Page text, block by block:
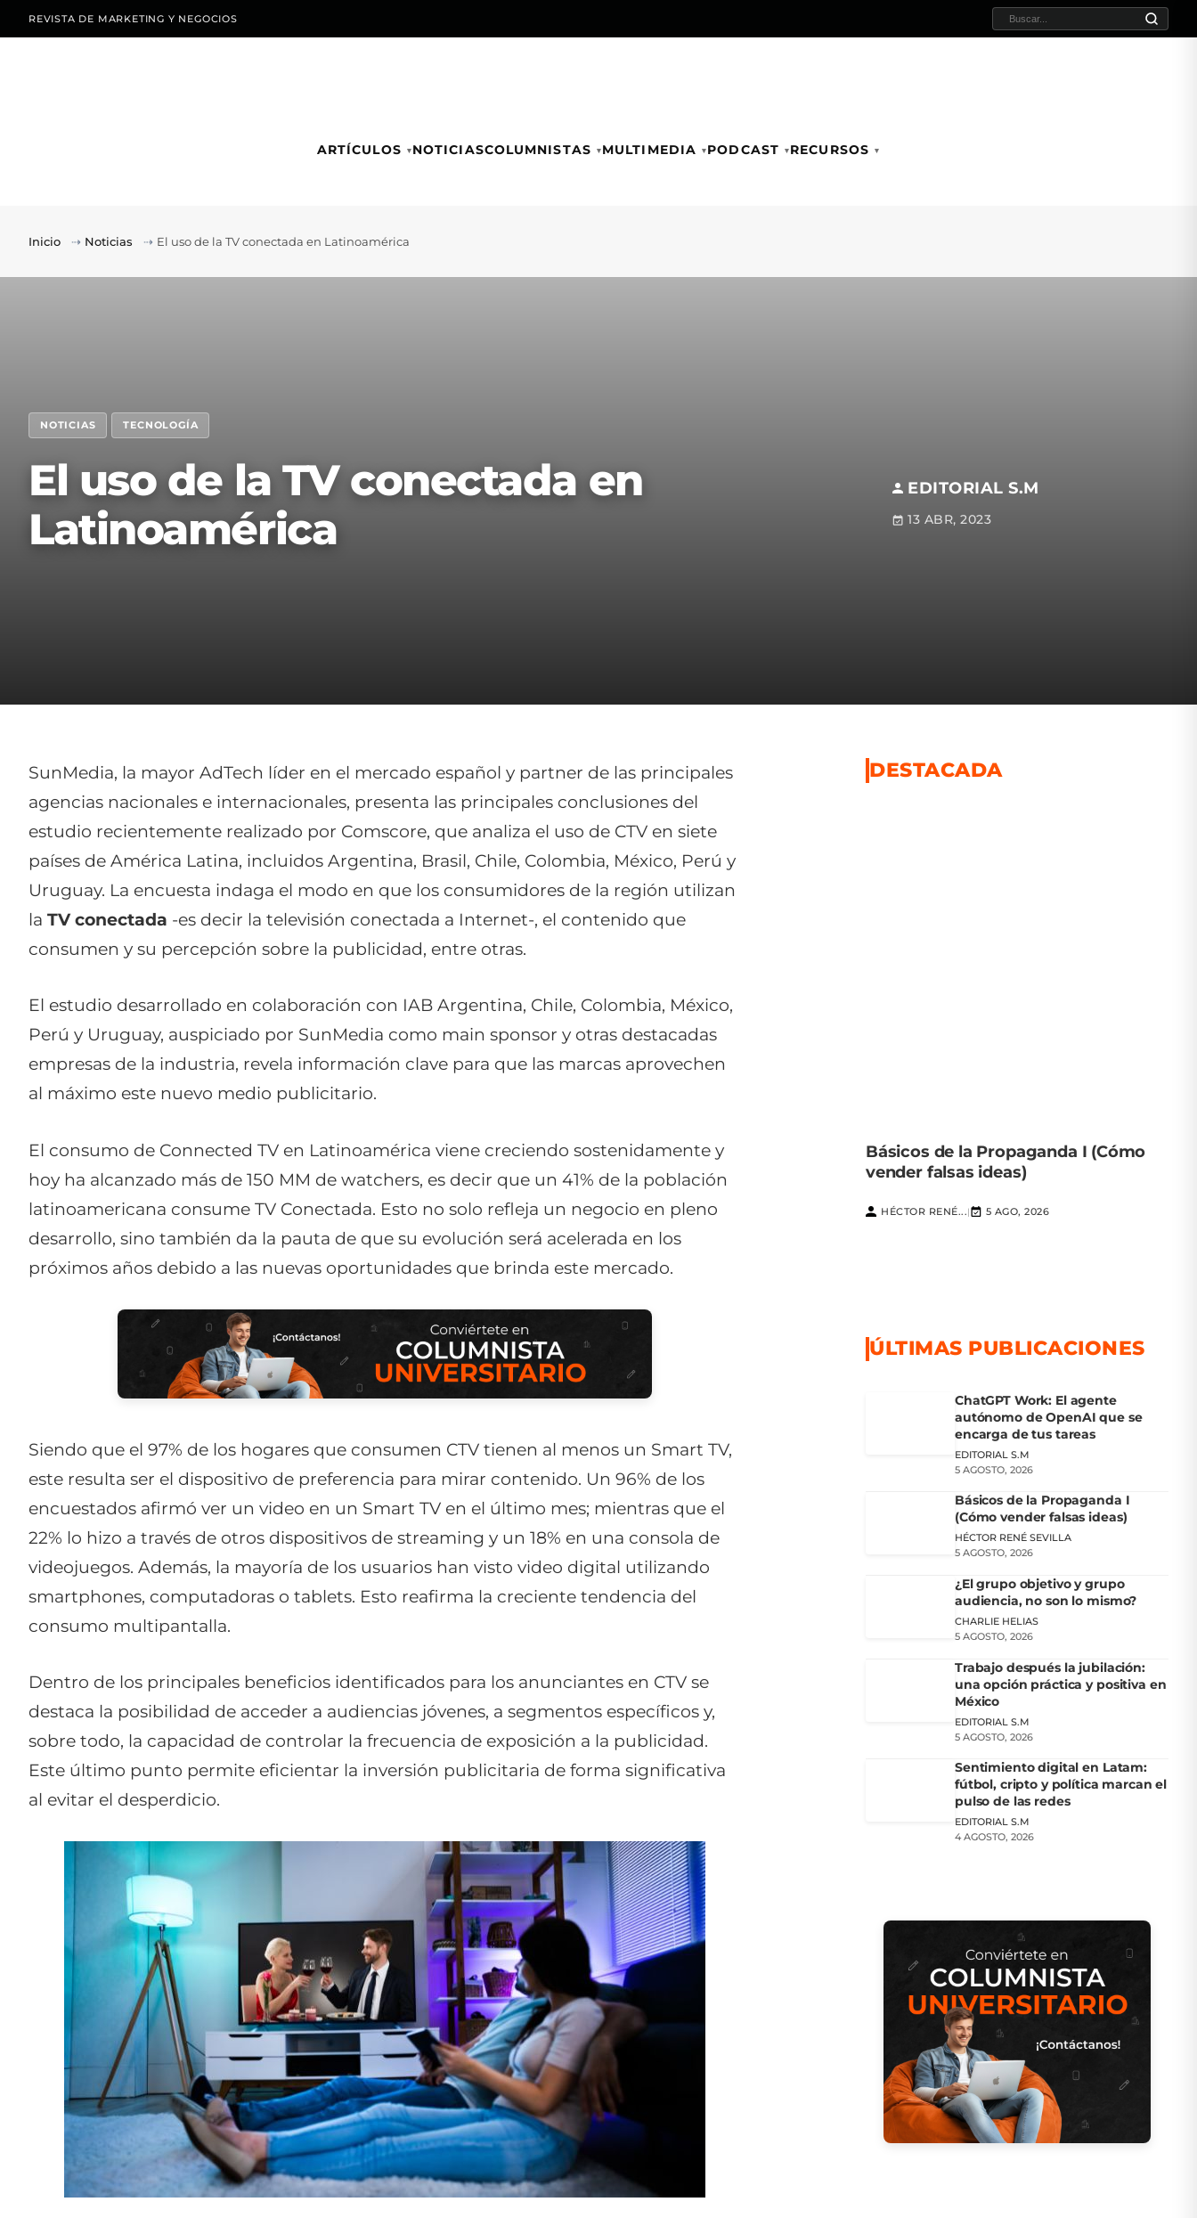
REVISTA DE MARKETING Y NEGOCIOS BUSCAR:
ARTÍCULOS NOTICIASCOLUMNISTAS MULTIMEDIA PODCAST RECURSOS
Inicio ⇢ Noticias ⇢ El uso de la TV conectada en Latinoamérica
NOTICIAS TECNOLOGÍA
El uso de la TV conectada en
Latinoamérica
EDITORIAL S.M
13 ABR, 2023
SunMedia, la mayor AdTech líder en el mercado español y partner de las principales
agencias nacionales e internacionales, presenta las principales conclusiones del
estudio recientemente realizado por Comscore, que analiza el uso de CTV en siete
países de América Latina, incluidos Argentina, Brasil, Chile, Colombia, México, Perú y
Uruguay. La encuesta indaga el modo en que los consumidores de la región utilizan
la TV conectada -es decir la televisión conectada a Internet-, el contenido que
consumen y su percepción sobre la publicidad, entre otras.
El estudio desarrollado en colaboración con IAB Argentina, Chile, Colombia, México,
Perú y Uruguay, auspiciado por SunMedia como main sponsor y otras destacadas
empresas de la industria, revela información clave para que las marcas aprovechen
al máximo este nuevo medio publicitario.
El consumo de Connected TV en Latinoamérica viene creciendo sostenidamente y
hoy ha alcanzado más de 150 MM de watchers, es decir que un 41% de la población
latinoamericana consume TV Conectada. Esto no solo refleja un negocio en pleno
desarrollo, sino también da la pauta de que su evolución será acelerada en los
próximos años debido a las nuevas oportunidades que brinda este mercado.
Siendo que el 97% de los hogares que consumen CTV tienen al menos un Smart TV,
este resulta ser el dispositivo de preferencia para mirar contenido. Un 96% de los
encuestados afirmó ver un video en un Smart TV en el último mes; mientras que el
22% lo hizo a través de otros dispositivos de streaming y un 18% en una consola de
videojuegos. Además, la mayoría de los usuarios han visto video digital utilizando
smartphones, computadoras o tablets. Esto reafirma la creciente tendencia del
consumo multipantalla.
Dentro de los principales beneficios identificados para los anunciantes en CTV se
destaca la posibilidad de acceder a audiencias jóvenes, a segmentos específicos y,
sobre todo, la capacidad de controlar la frecuencia de exposición a la publicidad.
Este último punto permite eficientar la inversión publicitaria de forma significativa
al evitar el desperdicio.
DESTACADA
Básicos de la Propaganda I (Cómo
vender falsas ideas)
HÉCTOR RENÉ...| 5 AGO, 2026
ÚLTIMAS PUBLICACIONES
ChatGPT Work: El agente
autónomo de OpenAI que se
encarga de tus tareas
EDITORIAL S.M
5 AGOSTO, 2026
Básicos de la Propaganda I
(Cómo vender falsas ideas)
HÉCTOR RENÉ SEVILLA
5 AGOSTO, 2026
¿El grupo objetivo y grupo
audiencia, no son lo mismo?
CHARLIE HELIAS
5 AGOSTO, 2026
Trabajo después la jubilación:
una opción práctica y positiva en
México
EDITORIAL S.M
5 AGOSTO, 2026
Sentimiento digital en Latam:
fútbol, cripto y política marcan el
pulso de las redes
EDITORIAL S.M
4 AGOSTO, 2026